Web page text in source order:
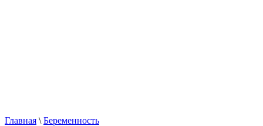
Главная \ Беременность